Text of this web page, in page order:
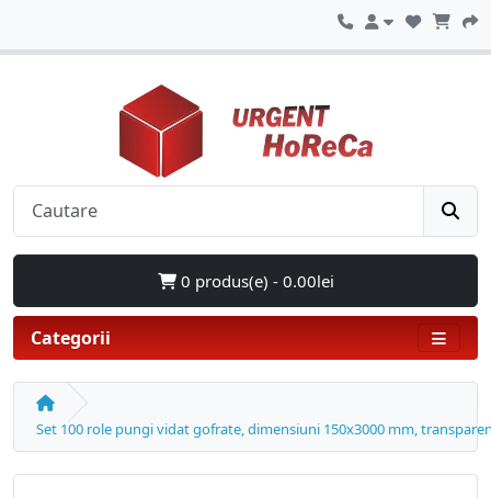
0 produs(e) - 0.00lei
Categorii
Set 100 role pungi vidat gofrate, dimensiuni 150x3000 mm,